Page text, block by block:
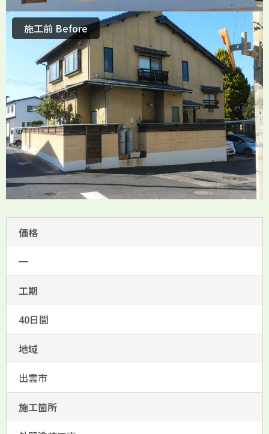
施工前 Before
価格
━
工期
40日間
地域
出雲市
施工箇所